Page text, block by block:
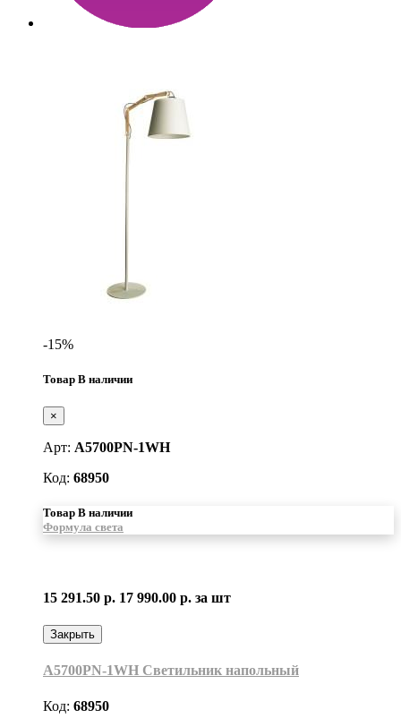
-15%
Товар В наличии
×
Арт: A5700PN-1WH
Код: 68950
Товар В наличии
Формула света
15 291.50 р. 17 990.00 р. за шт
Закрыть
A5700PN-1WH Светильник напольный
Код: 68950